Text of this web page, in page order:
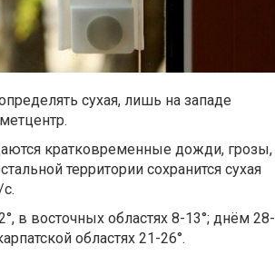
сухая, лишь на западе
кратковременные дожди, грозы,
территории сохранится сухая
в восточных областях 8-13°; днём 28-
областях 21-26°.